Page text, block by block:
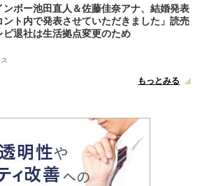
ンボー池田直人＆佐藤佳奈アナ、結婚発表
ント内で発表させていただきました」読売
ビ退社は生活拠点変更のため
もっとみる